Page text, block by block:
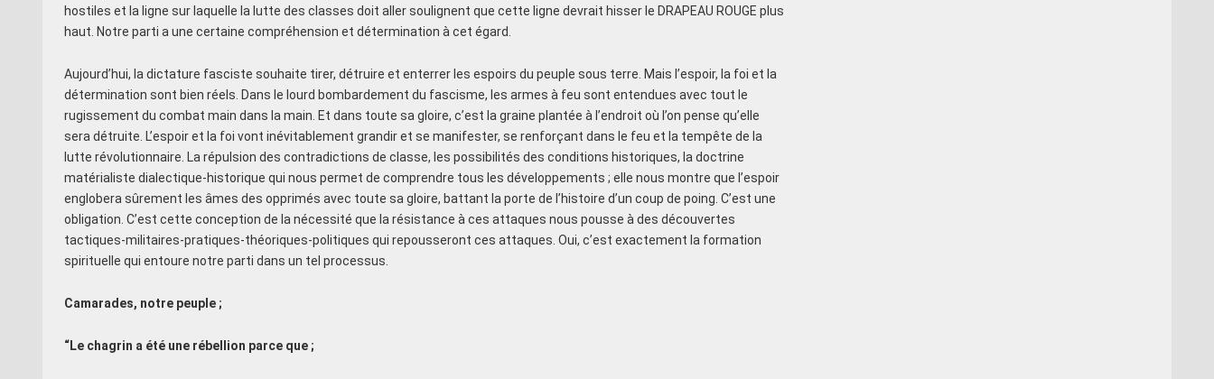
hostiles et la ligne sur laquelle la lutte des classes doit aller soulignent que cette ligne devrait hisser le DRAPEAU ROUGE plus
haut. Notre parti a une certaine compréhension et détermination à cet égard.
Aujourd’hui, la dictature fasciste souhaite tirer, détruire et enterrer les espoirs du peuple sous terre. Mais l’espoir, la foi et la
détermination sont bien réels. Dans le lourd bombardement du fascisme, les armes à feu sont entendues avec tout le
rugissement du combat main dans la main. Et dans toute sa gloire, c’est la graine plantée à l’endroit où l’on pense qu’elle
sera détruite. L’espoir et la foi vont inévitablement grandir et se manifester, se renforçant dans le feu et la tempête de la
lutte révolutionnaire. La répulsion des contradictions de classe, les possibilités des conditions historiques, la doctrine
matérialiste dialectique-historique qui nous permet de comprendre tous les développements ; elle nous montre que l’espoir
englobera sûrement les âmes des opprimés avec toute sa gloire, battant la porte de l’histoire d’un coup de poing. C’est une
obligation. C’est cette conception de la nécessité que la résistance à ces attaques nous pousse à des découvertes
tactiques-militaires-pratiques-théoriques-politiques qui repousseront ces attaques. Oui, c’est exactement la formation
spirituelle qui entoure notre parti dans un tel processus.
Camarades, notre peuple ;
“Le chagrin a été une rébellion parce que ;